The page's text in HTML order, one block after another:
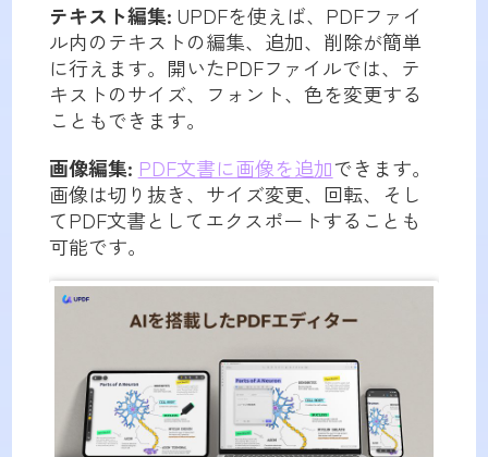
テキスト編集: UPDFを使えば、PDFファイ
ル内のテキストの編集、追加、削除が簡単
に行えます。開いたPDFファイルでは、テ
キストのサイズ、フォント、色を変更する
こともできます。
画像編集: PDF文書に画像を追加できます。
画像は切り抜き、サイズ変更、回転、そし
てPDF文書としてエクスポートすることも
可能です。